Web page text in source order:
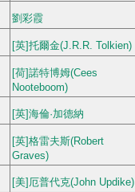
劉彩霞
[英]托爾金(J.R.R. Tolkien)
[荷]諾特博姆(Cees
Nooteboom)
[英]海倫·加德納
[英]格雷夫斯(Robert
Graves)
[美]厄普代克(John Updike)